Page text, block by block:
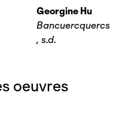
Georgine Hu
Bancuercquercs
, s.d.
oeuvres